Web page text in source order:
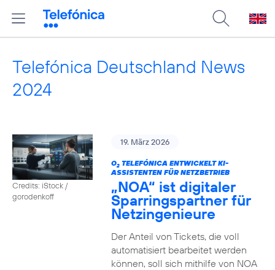
Telefónica Deutschland News
2024
Credits: iStock /
gorodenkoff
19. März 2026
O2TELEFÓNICA ENTWICKELT KI-
ASSISTENTEN FÜR NETZBETRIEB
„NOA“ ist digitaler
Sparringspartner für
Netzingenieure
Der Anteil von Tickets, die voll
automatisiert bearbeitet werden
können, soll sich mithilfe von NOA